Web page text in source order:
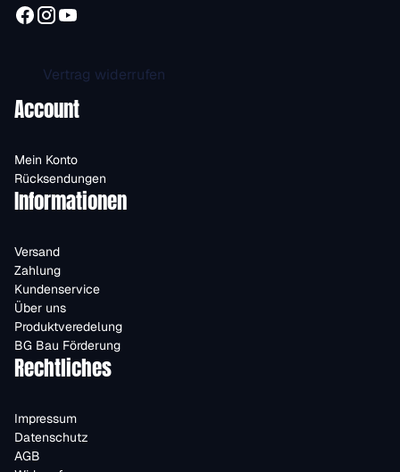
Vertrag widerrufen
Account
Mein Konto
Rücksendungen
Informationen
Versand
Zahlung
Kundenservice
Über uns
Produktveredelung
BG Bau Förderung
Rechtliches
Impressum
Datenschutz
AGB